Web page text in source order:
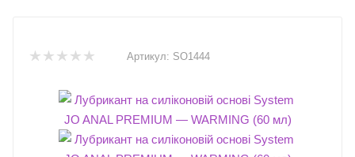
Артикул: SO1444